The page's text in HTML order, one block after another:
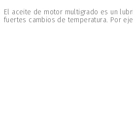
El aceite de motor multigrado es un
fuertes cambios de temperatura. Por